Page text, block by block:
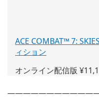
ACE COMBAT™ 7:
ィション
い
ィ
オンライン配信版